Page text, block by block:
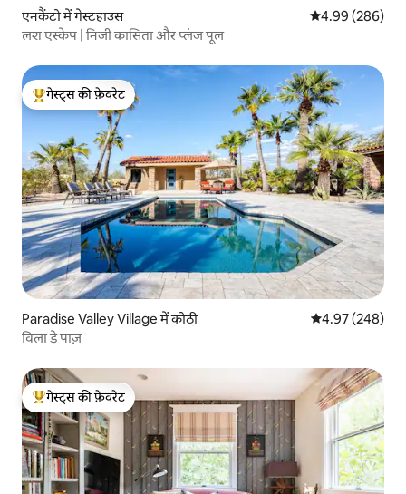
एनकैंटो में गेस्टहाउस औसत रेटिंग 5 में से
4.99 (286)
लश एस्केप | निजी कासिता और प्लंज पूल
गेस्ट्स का टॉप फ़ेवरेट
गेस्ट्स की फ़ेवरेट
Paradise Valley Village में कोठी औसत रेटिंग 5 में से
4.97 (248)
विला डे पाज़
गेस्ट्स का टॉप फ़ेवरेट
गेस्ट्स की फ़ेवरेट